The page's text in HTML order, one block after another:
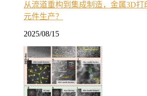
从流道重构到集成制造，金属3D打
元件生产？
2025/08/15